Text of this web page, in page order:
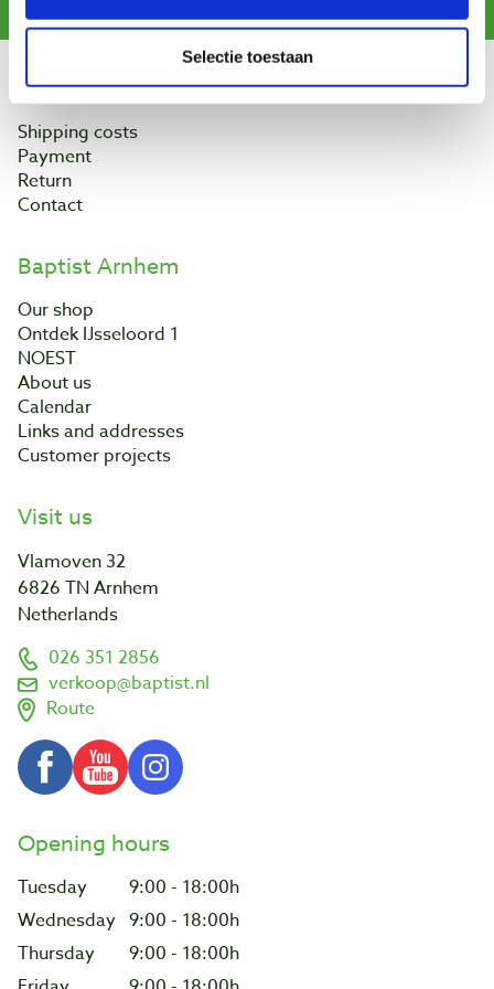
Selectie toestaan
Customer service
Shipping costs
Payment
Return
Contact
Baptist Arnhem
Our shop
Ontdek IJsseloord 1
NOEST
About us
Calendar
Links and addresses
Customer projects
Visit us
Vlamoven 32
6826 TN Arnhem
Netherlands
026 351 2856
verkoop@baptist.nl
Route
Opening hours
Tuesday
9:00 - 18:00h
Wednesday 9:00 - 18:00h
Thursday
9:00 - 18:00h